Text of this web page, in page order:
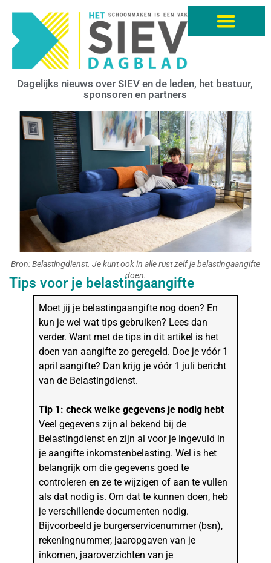
Dagelijks nieuws over SIEV en de leden, het bestuur,
sponsoren en partners
Bron: Belastingdienst. Je kunt ook in alle rust zelf je belastingaangifte
doen.
Tips voor je belastingaangifte
Moet jij je belastingaangifte nog doen? En
kun je wel wat tips gebruiken? Lees dan
verder. Want met de tips in dit artikel is het
doen van aangifte zo geregeld. Doe je vóór 1
april aangifte? Dan krijg je vóór 1 juli bericht
van de Belastingdienst.
Tip 1: check welke gegevens je nodig hebt
Veel gegevens zijn al bekend bij de
Belastingdienst en zijn al voor je ingevuld in
je aangifte inkomstenbelasting. Wel is het
belangrijk om die gegevens goed te
controleren en ze te wijzigen of aan te vullen
als dat nodig is. Om dat te kunnen doen, heb
je verschillende documenten nodig.
Bijvoorbeeld je burgerservicenummer (bsn),
rekeningnummer, jaaropgaven van je
inkomen, jaaroverzichten van je